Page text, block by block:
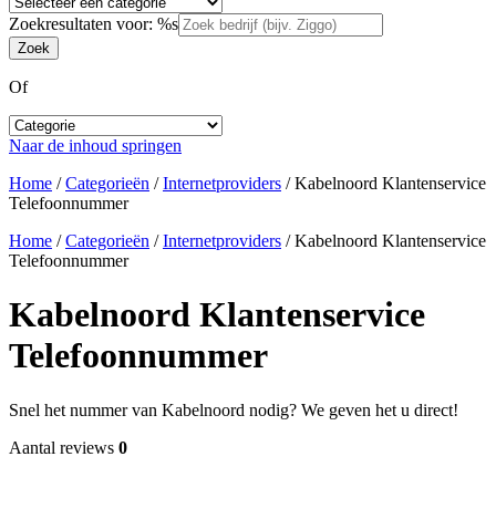
Zoekresultaten voor: %s
Of
Naar de inhoud springen
Home /Categorieën /Internetproviders /Kabelnoord Klantenservice
Telefoonnummer
Home /Categorieën /Internetproviders /Kabelnoord Klantenservice
Telefoonnummer
Kabelnoord Klantenservice
Telefoonnummer
Snel het nummer van Kabelnoord nodig? We geven het u direct!
Aantal reviews 0